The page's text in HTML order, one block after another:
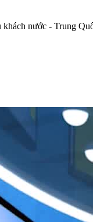
nước - Trung